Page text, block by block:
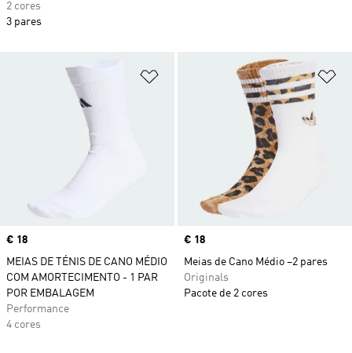
Adicionar à Lista de Desejos
Price
€ 18
MEIAS DE TÉNIS DE CANO MÉDIO
COM AMORTECIMENTO - 1 PAR
POR EMBALAGEM
Performance
4 cores
Price
€ 18
Meias de Cano Médio –2 pares
Originals
Pacote de 2 cores
2 cores
3 pares